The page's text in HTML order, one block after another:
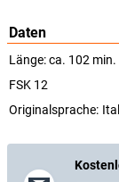
Daten
Länge: ca. 102 min.
FSK 12
Originalsprache: